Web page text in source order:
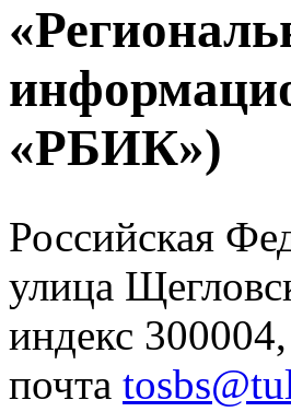
«РБИК»)
Российская
улица
индекс
почта